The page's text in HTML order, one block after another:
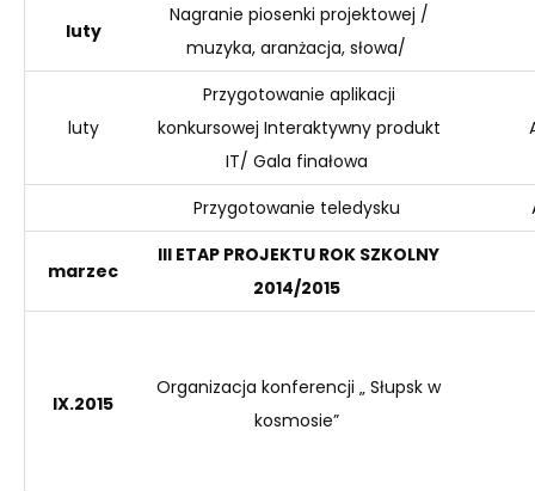
luty
Nagranie piosenki projektowej /
muzyka, aranżacja, słowa/
luty
Przygotowanie aplikacji
konkursowej Interaktywny produkt
IT/ Gala finałowa
Przygotowanie teledysku
marzec
III ETAP PROJEKTU ROK SZKOLNY
2014/2015
IX.2015
Organizacja konferencji „ Słupsk w
kosmosie”